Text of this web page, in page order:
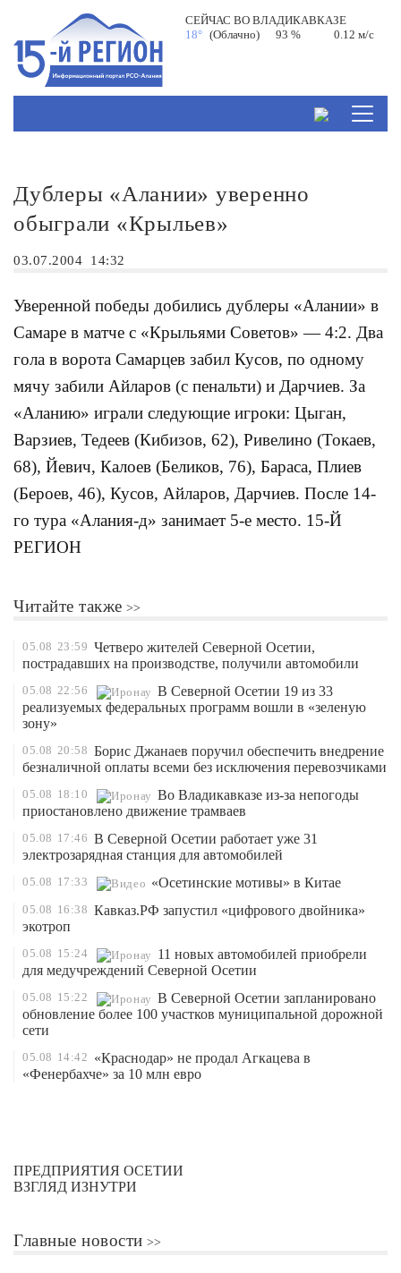
СЕЙЧАС ВОВЛАДИКАВКАЗЕ
18° (Облачно) 93 % 0.12 м/с
Дублеры «Алании» уверенно
обыграли «Крыльев»
03.07.2004 14:32
Уверенной победы добились дублеры «Алании» в
Самаре в матче с «Крыльями Советов» — 4:2. Два
гола в ворота Самарцев забил Кусов, по одному
мячу забили Айларов (с пенальти) и Дарчиев. За
«Аланию» играли следующие игроки: Цыган,
Варзиев, Тедеев (Кибизов, 62), Ривелино (Токаев,
68), Йевич, Калоев (Беликов, 76), Бараса, Плиев
(Бероев, 46), Кусов, Айларов, Дарчиев. После 14-
го тура «Алания-д» занимает 5-е место. 15-Й
РЕГИОН
Читайте также
05.08 23:59 Четверо жителей Северной Осетии,
пострадавших на производстве, получили автомобили
05.08 22:56
В Северной Осетии 19 из 33
реализуемых федеральных программ вошли в «зеленую
зону»
05.08 20:58 Борис Джанаев поручил обеспечить внедрение
безналичной оплаты всеми без исключения перевозчиками
05.08 18:10
Во Владикавказе из-за непогоды
приостановлено движение трамваев
05.08 17:46 В Северной Осетии работает уже 31
электрозарядная станция для автомобилей
05.08 17:33 «Осетинские мотивы» в Китае
05.08 16:38 Кавказ.РФ запустил «цифрового двойника»
экотроп
05.08 15:24
11 новых автомобилей приобрели
для медучреждений Северной Осетии
05.08 15:22
В Северной Осетии запланировано
обновление более 100 участков муниципальной дорожной
сети
05.08 14:42 «Краснодар» не продал Агкацева в
«Фенербахче» за 10 млн евро
ПРЕДПРИЯТИЯ ОСЕТИИ
ВЗГЛЯД ИЗНУТРИ
Главные новости